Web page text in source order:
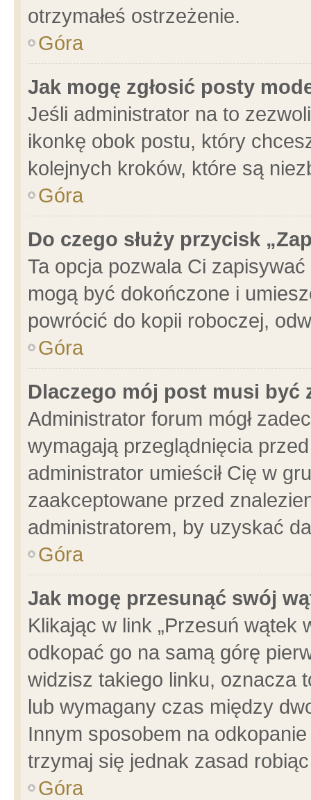
otrzymałeś ostrzeżenie.
Góra
Jak mogę zgłosić posty
Jeśli administrator na to
ikonkę obok postu, który
kolejnych kroków, które są
Góra
Do czego służy przycisk
Ta opcja pozwala Ci
mogą być dokończone i
powrócić do kopii roboczej,
Góra
Dlaczego mój post musi być
Administrator forum mógł
wymagają przeglądnięcia
administrator umieścił Cię w
zaakceptowane przed
administratorem, by uzyskać
Góra
Jak mogę przesunąć swój
Klikając w link „Przesuń wątek
odkopać go na samą górę
widzisz takiego linku, oznacza
lub wymagany czas między
Innym sposobem na
trzymaj się jednak zasad
Góra